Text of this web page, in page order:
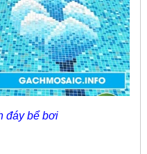
đáy bể bơi